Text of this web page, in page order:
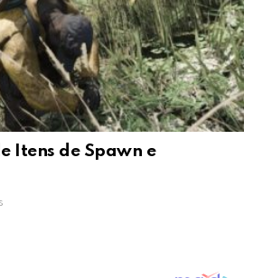
Itens de Spawn e